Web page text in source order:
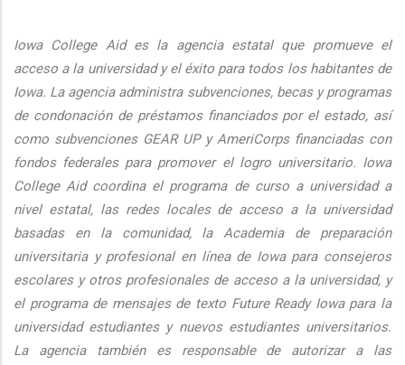
Iowa College Aid es la agencia estatal que promueve el
acceso a la universidad y el éxito para todos los habitantes de
Iowa. La agencia administra subvenciones, becas y programas
de condonación de préstamos financiados por el estado, así
como subvenciones GEAR UP y AmeriCorps financiadas con
fondos federales para promover el logro universitario. Iowa
College Aid coordina el programa de curso a universidad a
nivel estatal, las redes locales de acceso a la universidad
basadas en la comunidad, la Academia de preparación
universitaria y profesional en línea de Iowa para consejeros
escolares y otros profesionales de acceso a la universidad, y
el programa de mensajes de texto Future Ready Iowa para la
universidad estudiantes y nuevos estudiantes universitarios.
La agencia también es responsable de autorizar a las